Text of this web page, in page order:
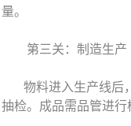
量。
第三关：制造生产
物料进入生产线后
抽检。成品需品管进行